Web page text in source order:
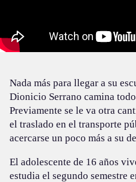
Nada más para llegar a su
Dionicio Serrano camina
Previamente se le va otra
el traslado en el transporte
acercarse un poco más a su
El adolescente de 16 años
estudia el segundo semestre